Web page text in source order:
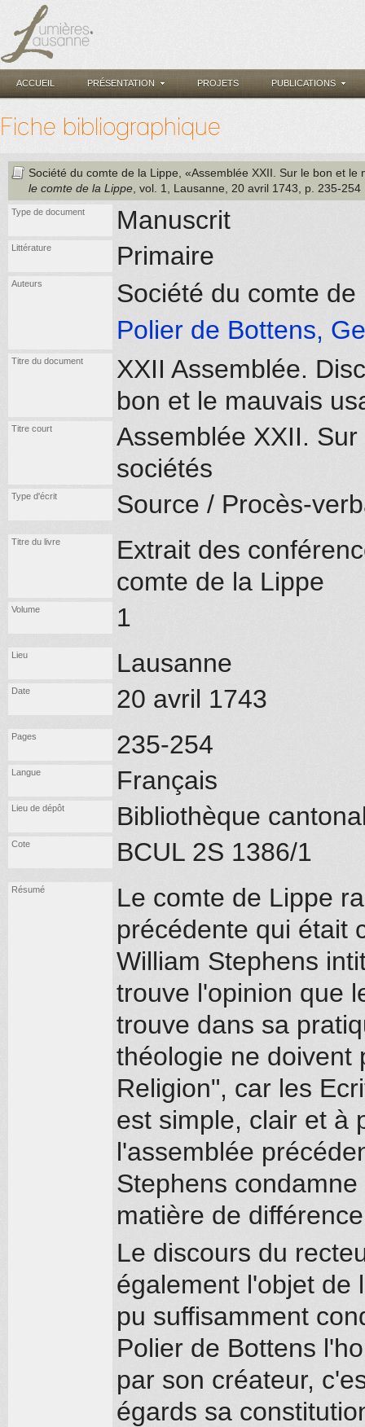
ACCUEIL PRÉSENTATION PROJETS PUBLICATIONS
Fiche bibliographique
Société du comte de la Lippe , «Assemblée XXII. Sur le bon et
le comte de la Lippe , vol. 1 , Lausanne , 20 avril 1743 , p. 235-254
Type de document Manuscrit
Littérature Primaire
Auteurs
Société du comte
Polier de Bottens,
Titre du document
XXII Assemblée.
bon et le mauvais
Titre court
Assemblée XXII.
sociétés
Type d'écrit Source / Procès-
Titre du livre
Extrait des
comte de la Lippe
Volume 1
Lieu Lausanne
Date 20 avril 1743
Pages 235-254
Langue Français
Lieu de dépôt Bibliothèque
Cote BCUL 2S 1386/1
Résumé
Le comte de Lippe
précédente qui était
William Stephens
trouve l'opinion que
trouve dans sa
théologie ne doivent
Religion", car les
est simple, clair et à
l'assemblée
Stephens
matière de
Le discours du
également l'objet de
pu suffisamment
Polier de Bottens
par son créateur,
égards sa